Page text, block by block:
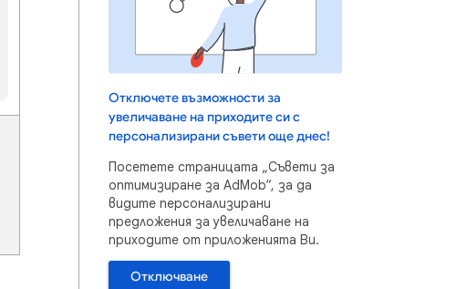
Отключете възможности за
увеличаване на приходите си с
персонализирани съвети още днес!
Посетете страницата „Съвети за
оптимизиране за AdMob“, за да
видите персонализирани
предложения за увеличаване на
приходите от приложенията Ви.
Отключване